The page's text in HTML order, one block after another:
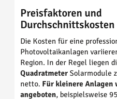
Preisfaktoren und
Durchschnittskosten
Die Kosten für eine
Photovoltaikanlagen
Region. In der Regel liegen
QuadratmeterSolarmodule
netto. Für kleinere Anlagen
angeboten, beispielsweise